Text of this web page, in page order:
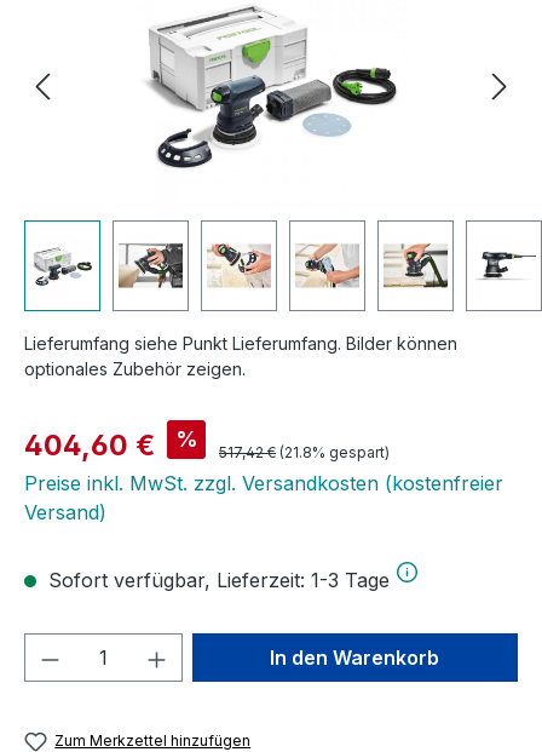
Lieferumfang siehe Punkt Lieferumfang. Bilder können
optionales Zubehör zeigen.
Verkaufspreis:
404,60 € % Regulärer Preis:
517,42 € (21.8% gespart)
Preise inkl. MwSt. zzgl. Versandkosten (kostenfreier
Versand)
Sofort verfügbar, Lieferzeit: 1-3 Tage
Produkt Anzahl: Gib denIn den Warenkorb
Zum Merkzettel hinzufügen